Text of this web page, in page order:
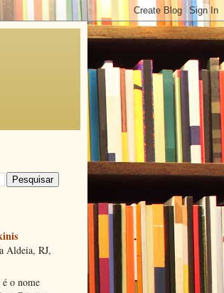
Aldeia, RJ,
o nome